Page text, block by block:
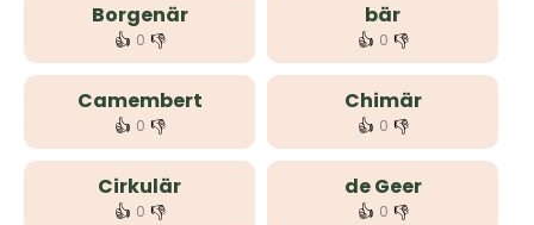
Borgenär
👍 0 👎
bär
👍 0 👎
Camembert
👍 0 👎
Chimär
👍 0 👎
Cirkulär
👍 0 👎
de Geer
👍 0 👎